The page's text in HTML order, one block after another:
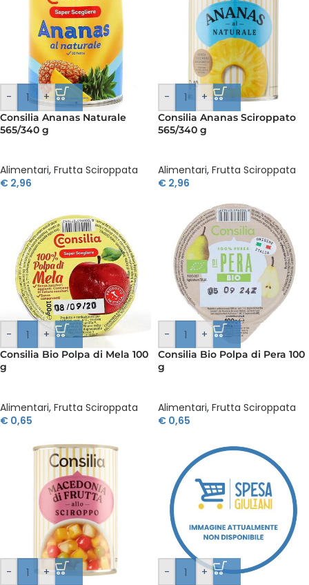
- +
Consilia Ananas Naturale
565/340 g
Alimentari, Frutta Sciroppata
€ 2,96
- +
Consilia Ananas Sciroppato
565/340 g
Alimentari, Frutta Sciroppata
€ 2,96
- +
Consilia Bio Polpa di Mela 100
g
Alimentari, Frutta Sciroppata
€ 0,65
- +
Consilia Bio Polpa di Pera 100
g
Alimentari, Frutta Sciroppata
€ 0,65
- + - +